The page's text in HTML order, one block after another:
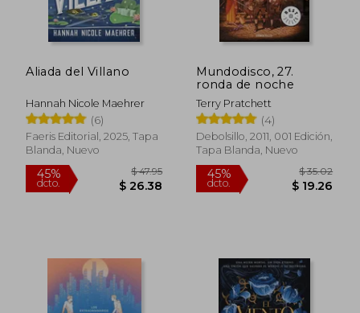
Aliada del Villano
Hannah Nicole Maehrer
(6)
Faeris Editorial, 2025, Tapa
Blanda, Nuevo
Mundodisco, 27.
ronda de noche
Terry Pratchett
(4)
Debolsillo, 2011, 001 Edición,
Tapa Blanda, Nuevo